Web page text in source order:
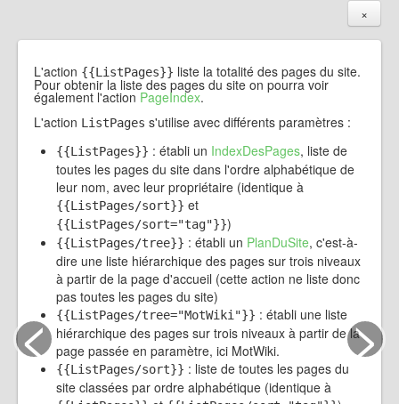
×
L'action {{ListPages}} liste la totalité des pages du site.
Pour obtenir la liste des pages du site on pourra voir
également l'action PageIndex.
L'action ListPages s'utilise avec différents paramètres :
{{ListPages}} : établi un IndexDesPages, liste de
toutes les pages du site dans l'ordre alphabétique de
leur nom, avec leur propriétaire (identique à
{{ListPages/sort}} et
{{ListPages/sort="tag"}})
{{ListPages/tree}} : établi un PlanDuSite, c'est-à-
dire une liste hiérarchique des pages sur trois niveaux
à partir de la page d'accueil (cette action ne liste donc
pas toutes les pages du site)
{{ListPages/tree="MotWiki"}} : établi une liste
hiérarchique des pages sur trois niveaux à partir de la
page passée en paramètre, ici MotWiki.
{{ListPages/sort}} : liste de toutes les pages du
site classées par ordre alphabétique (identique à
< >